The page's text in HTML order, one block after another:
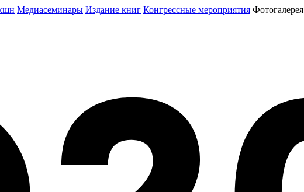
Медиасеминары Издание книг Конгрессные мероприятия Фотогалерея